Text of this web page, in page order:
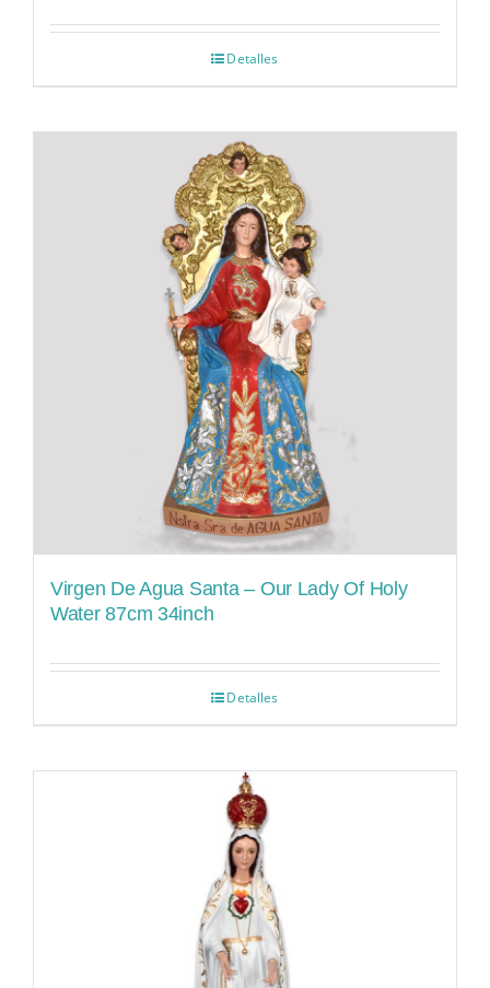
Detalles
Virgen De Agua Santa – Our Lady Of Holy
Water 87cm 34inch
Detalles